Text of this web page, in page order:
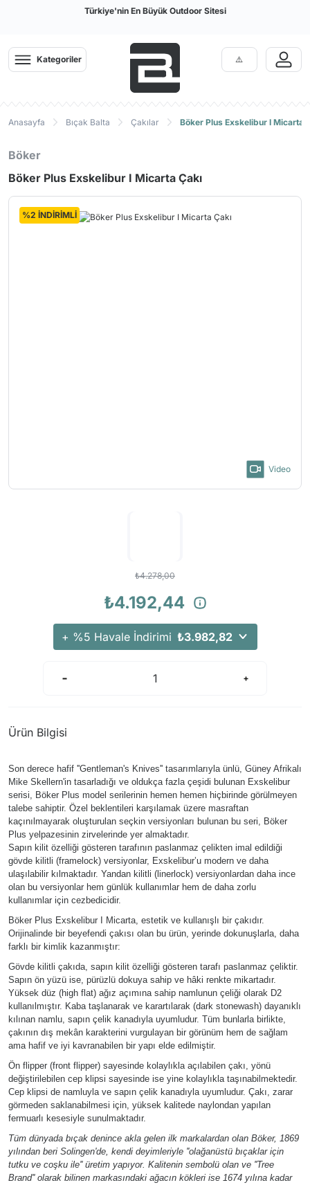
Türkiye'nin En Büyük Outdoor Sitesi
Kategoriler
Anasayfa Bıçak Balta Çakılar Böker Plus Exskelibur I Micarta
Böker
Böker Plus Exskelibur I Micarta Çakı
%2 İNDİRİMLİ
Video
₺4.278,00
₺4.192,44
+ %5 Havale İndirimi ₺3.982,82
Ürün Bilgisi
Son derece hafif ''Gentleman's Knives'' tasarımlarıyla ünlü, Güney Afrikalı
Mike Skellern'in tasarladığı ve oldukça fazla çeşidi bulunan Exskelibur
serisi, Böker Plus model serilerinin hemen hemen hiçbirinde görülmeyen
talebe sahiptir. Özel beklentileri karşılamak üzere masraftan
kaçınılmayarak oluşturulan seçkin versiyonları bulunan bu seri, Böker
Plus yelpazesinin zirvelerinde yer almaktadır.
Sapın kilit özelliği gösteren tarafının paslanmaz çelikten imal edildiği
gövde kilitli (framelock) versiyonlar, Exskelibur’u modern ve daha
ulaşılabilir kılmaktadır. Yandan kilitli (linerlock) versiyonlardan daha ince
olan bu versiyonlar hem günlük kullanımlar hem de daha zorlu
kullanımlar için cezbedicidir.
Böker Plus Exskelibur I Micarta, estetik ve kullanışlı bir çakıdır.
Orijinalinde bir beyefendi çakısı olan bu ürün, yerinde dokunuşlarla, daha
farklı bir kimlik kazanmıştır:
Gövde kilitli çakıda, sapın kilit özelliği gösteren tarafı paslanmaz çeliktir.
Sapın ön yüzü ise, pürüzlü dokuya sahip ve hâki renkte mikartadır.
Yüksek düz (high flat) ağız açımına sahip namlunun çeliği olarak D2
kullanılmıştır. Kaba taşlanarak ve karartılarak (dark stonewash) dayanıklı
kılınan namlu, sapın çelik kanadıyla uyumludur. Tüm bunlarla birlikte,
çakının dış mekân karakterini vurgulayan bir görünüm hem de sağlam
ama hafif ve iyi kavranabilen bir yapı elde edilmiştir.
Ön flipper (front flipper) sayesinde kolaylıkla açılabilen çakı, yönü
değiştirilebilen cep klipsi sayesinde ise yine kolaylıkla taşınabilmektedir.
Cep klipsi de namluyla ve sapın çelik kanadıyla uyumludur. Çakı, zarar
görmeden saklanabilmesi için, yüksek kalitede naylondan yapılan
fermuarlı kesesiyle sunulmaktadır.
Tüm dünyada bıçak denince akla gelen ilk markalardan olan Böker, 1869
yılından beri Solingen'de, kendi deyimleriyle ''olağanüstü bıçaklar için
tutku ve coşku ile'' üretim yapıyor. Kalitenin sembolü olan ve ''Tree
Brand'' olarak bilinen markasındaki ağacın kökleri ise 1674 yılına kadar